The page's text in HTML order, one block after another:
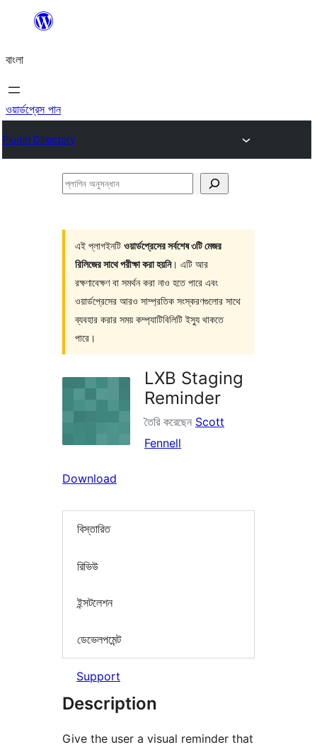
যান
বাংলা
ওয়ার্ডপ্রেস পান
Plugin Directory
প্লাগিন
এই প্লাগইনটি ওয়ার্ডপ্রেসের সর্বশেষ ৩টি মেজর
রিলিজের সাথে পরীক্ষা করা হয়নি। এটি আর
রক্ষণাবেক্ষণ বা সমর্থন করা নাও হতে পারে এবং
ওয়ার্ডপ্রেসের আরও সাম্প্রতিক সংস্করণগুলোর সাথে
ব্যবহার করার সময় কম্প্যাটিবিলিটি ইস্যু থাকতে
পারে।
LXB Staging
Reminder
তৈরি করেছেন Scott
Fennell
Download
বিস্তারিত
রিভিউ
ইন্সটলেশন
ডেভেলপমেন্ট
Support
Description
Give the user a visual reminder that